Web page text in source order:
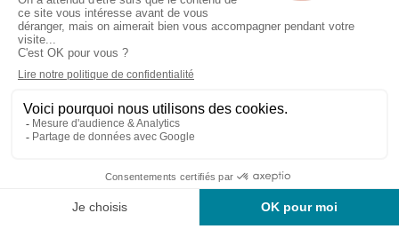
Cabinet d’experts-comptables commissaires aux
Services Secteurs
Recrutement
Actu